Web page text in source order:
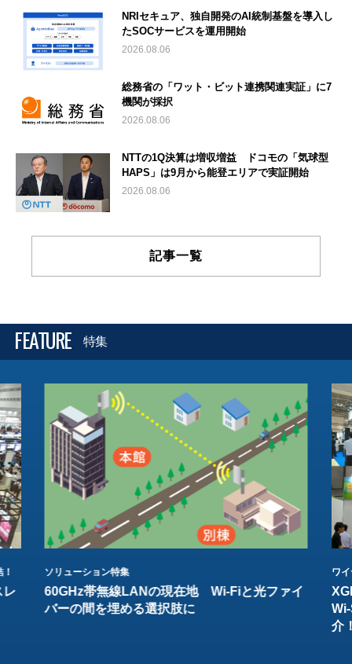
NRIセキュア、独自開発のAI統制基盤を導入し
たSOCサービスを運用開始
2026.08.06
総務省の「ワット・ビット連携関連実証」に7
機関が採択
2026.08.06
NTTの1Q決算は増収増益 ドコモの「気球型
HAPS」は9月から能登エリアで実証開始
2026.08.06
記事一覧
FEATURE 特集
レ
ソリューション特集
60GHz帯無線LANの現在地 Wi-Fiと光ファイ
バーの間を埋める選択肢に
ワ
介